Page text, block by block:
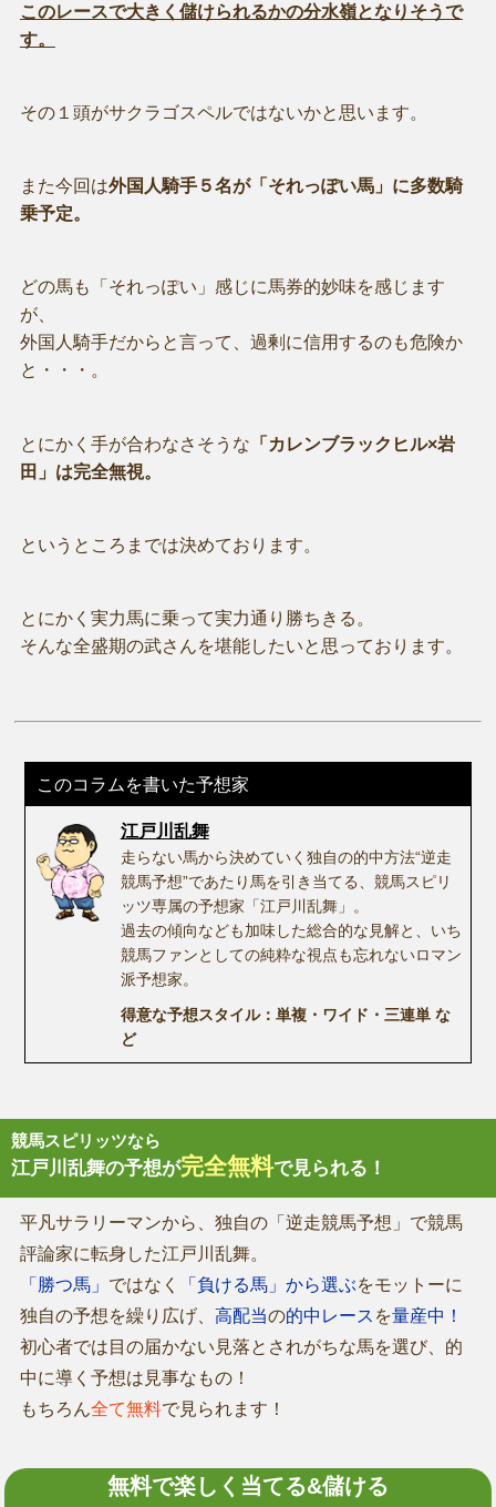
このレースで大きく儲けられるかの分水嶺となりそうで
す。
その１頭がサクラゴスペルではないかと思います。
また今回は外国人騎手５名が「それっぽい馬」に多数騎
乗予定。
どの馬も「それっぽい」感じに馬券的妙味を感じます
が、
外国人騎手だからと言って、過剰に信用するのも危険か
と・・・。
とにかく手が合わなさそうな 「カレンブラックヒル×岩
田」は完全無視。
というところまでは決めております。
とにかく実力馬に乗って実力通り勝ちきる。
そんな全盛期の武さんを堪能したいと思っております。
このコラムを書いた予想家
江戸川乱舞
走らない馬から決めていく独自の的中方法“逆走
競馬予想”であたり馬を引き当てる、競馬スピリ
ッツ専属の予想家「江戸川乱舞」。
過去の傾向なども加味した総合的な見解と、いち
競馬ファンとしての純粋な視点も忘れないロマン
派予想家。
得意な予想スタイル：単複・ワイド・三連単 な
ど
競馬スピリッツなら
江戸川乱舞の予想が完全無料で見られる！
平凡サラリーマンから、独自の「逆走競馬予想」で競馬
評論家に転身した江戸川乱舞。
「勝つ馬」 ではなく 「負ける馬」から選ぶをモットーに
独自の予想を繰り広げ、 高配当の的中レース を量産中！
初心者では目の届かない見落とされがちな馬を選び、的
中に導く予想は見事なもの！
もちろん全て無料で見られます！
無料で楽しく当てる&儲ける